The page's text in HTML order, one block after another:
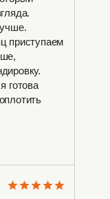
приступаем
готова